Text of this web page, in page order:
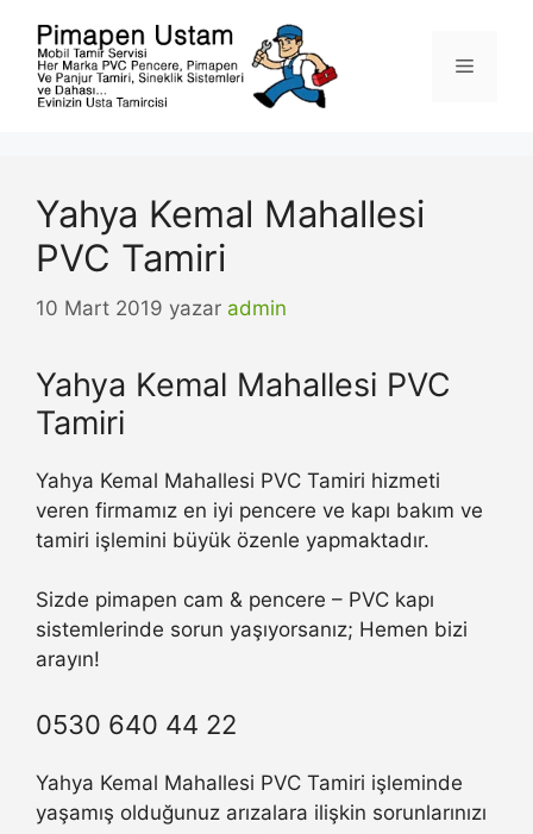
Menü
Yahya Kemal Mahallesi
PVC Tamiri
10 Mart 2019 yazar admin
Yahya Kemal Mahallesi PVC
Tamiri
Yahya Kemal Mahallesi PVC Tamiri hizmeti
veren firmamız en iyi pencere ve kapı bakım ve
tamiri işlemini büyük özenle yapmaktadır.
Sizde pimapen cam & pencere – PVC kapı
sistemlerinde sorun yaşıyorsanız; Hemen bizi
arayın!
0530 640 44 22
Yahya Kemal Mahallesi PVC Tamiri işleminde
yaşamış olduğunuz arızalara ilişkin sorunlarınızı